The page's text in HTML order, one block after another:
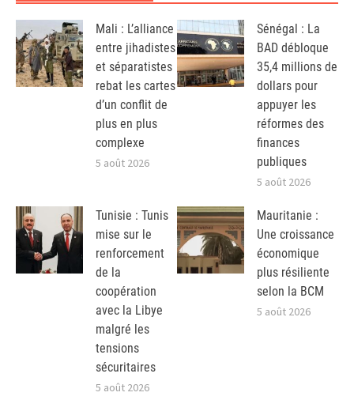
Mali : L’alliance
entre jihadistes
et séparatistes
rebat les cartes
d’un conflit de
plus en plus
complexe
5 août 2026
Sénégal : La
BAD débloque
35,4 millions de
dollars pour
appuyer les
réformes des
finances
publiques
5 août 2026
Tunisie : Tunis
mise sur le
renforcement
de la
coopération
avec la Libye
malgré les
tensions
sécuritaires
5 août 2026
Mauritanie :
Une croissance
économique
plus résiliente
selon la BCM
5 août 2026